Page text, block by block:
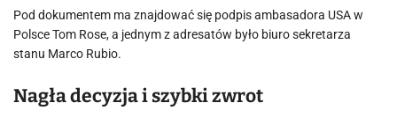
Pod dokumentem ma znajdować się podpis ambasadora USA w
Polsce Tom Rose, a jednym z adresatów było biuro sekretarza
stanu Marco Rubio.
Nagła decyzja i szybki zwrot